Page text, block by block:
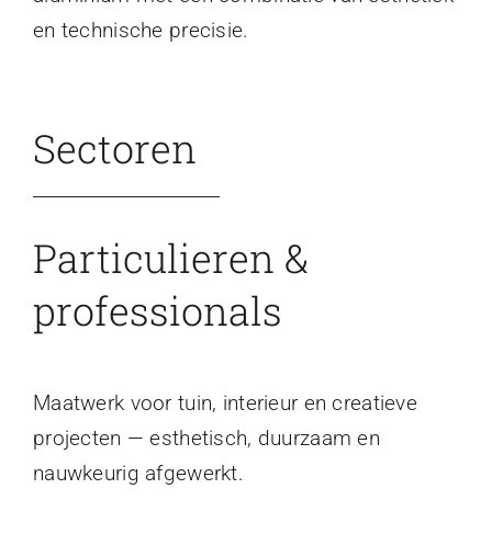
en technische precisie.
Sectoren
Particulieren &
professionals
Maatwerk voor tuin, interieur en creatieve
projecten — esthetisch, duurzaam en
nauwkeurig afgewerkt.